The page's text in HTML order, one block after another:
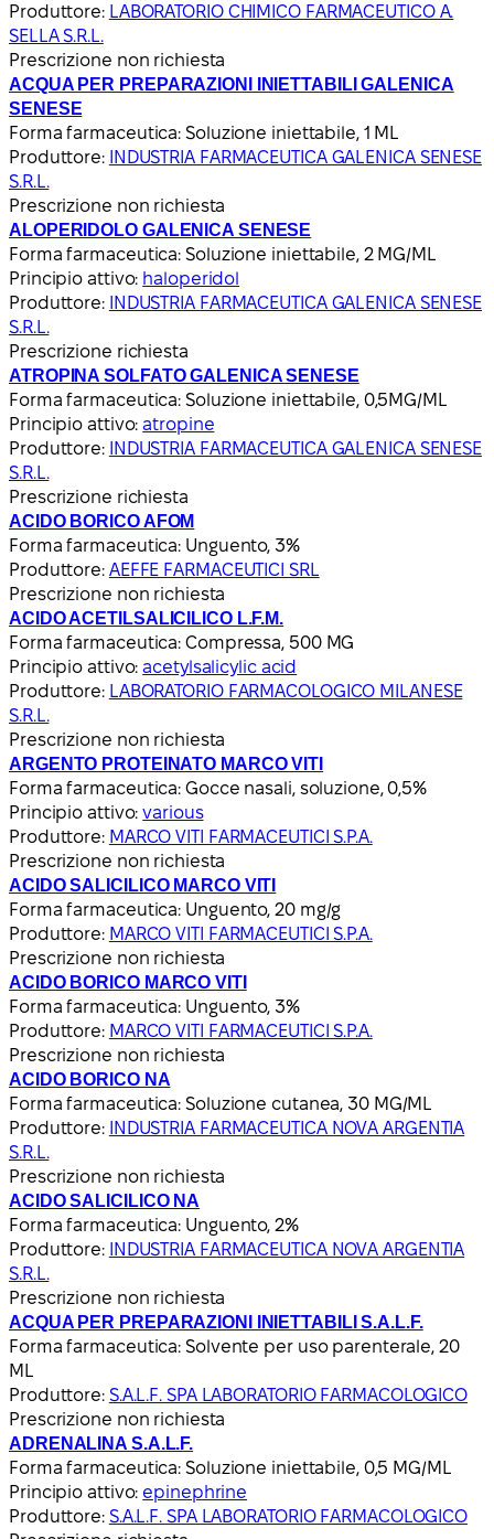
Produttore: LABORATORIO CHIMICO FARMACEUTICO A.
SELLA S.R.L.
Prescrizione non richiesta
ACQUA PER PREPARAZIONI INIETTABILI GALENICA
SENESE
Forma farmaceutica: Soluzione iniettabile, 1 ML
Produttore: INDUSTRIA FARMACEUTICA GALENICA SENESE
S.R.L.
Prescrizione non richiesta
ALOPERIDOLO GALENICA SENESE
Forma farmaceutica: Soluzione iniettabile, 2 MG/ML
Principio attivo: haloperidol
Produttore: INDUSTRIA FARMACEUTICA GALENICA SENESE
S.R.L.
Prescrizione richiesta
ATROPINA SOLFATO GALENICA SENESE
Forma farmaceutica: Soluzione iniettabile, 0,5MG/ML
Principio attivo:atropine
Produttore: INDUSTRIA FARMACEUTICA GALENICA SENESE
S.R.L.
Prescrizione richiesta
ACIDO BORICO AFOM
Forma farmaceutica: Unguento, 3%
Produttore: AEFFE FARMACEUTICI SRL
Prescrizione non richiesta
ACIDO ACETILSALICILICO L.F.M.
Forma farmaceutica: Compressa, 500 MG
Principio attivo:acetylsalicylic acid
Produttore: LABORATORIO FARMACOLOGICO MILANESE
S.R.L.
Prescrizione non richiesta
ARGENTO PROTEINATO MARCO VITI
Forma farmaceutica: Gocce nasali, soluzione, 0,5%
Principio attivo:various
Produttore: MARCO VITI FARMACEUTICI S.P.A.
Prescrizione non richiesta
ACIDO SALICILICO MARCO VITI
Forma farmaceutica: Unguento, 20 mg/g
Produttore: MARCO VITI FARMACEUTICI S.P.A.
Prescrizione non richiesta
ACIDO BORICO MARCO VITI
Forma farmaceutica: Unguento, 3%
Produttore: MARCO VITI FARMACEUTICI S.P.A.
Prescrizione non richiesta
ACIDO BORICO NA
Forma farmaceutica: Soluzione cutanea, 30 MG/ML
Produttore: INDUSTRIA FARMACEUTICA NOVA ARGENTIA
S.R.L.
Prescrizione non richiesta
ACIDO SALICILICO NA
Forma farmaceutica: Unguento, 2%
Produttore: INDUSTRIA FARMACEUTICA NOVA ARGENTIA
S.R.L.
Prescrizione non richiesta
ACQUA PER PREPARAZIONI INIETTABILI S.A.L.F.
Forma farmaceutica: Solvente per uso parenterale, 20
ML
Produttore: S.A.L.F. SPA LABORATORIO FARMACOLOGICO
Prescrizione non richiesta
ADRENALINA S.A.L.F.
Forma farmaceutica: Soluzione iniettabile, 0,5 MG/ML
Principio attivo: epinephrine
Produttore: S.A.L.F. SPA LABORATORIO FARMACOLOGICO